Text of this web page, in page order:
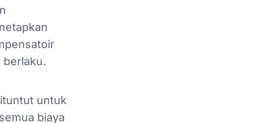
berlaku.
untuk
biaya